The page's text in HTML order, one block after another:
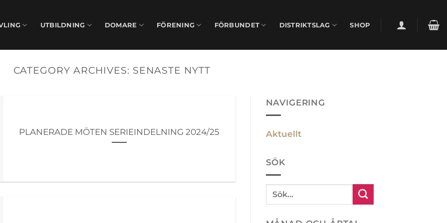
UTBILDNING DOMARE FÖRENING FÖRBUNDET DISTRIKTSLAG SHOP
CATEGORY ARCHIVES: SENASTE NYTT
PLANERADE MÖTEN SERIEINDELNING 2024/25
NAVIGERING
Aktuellt
SÖK